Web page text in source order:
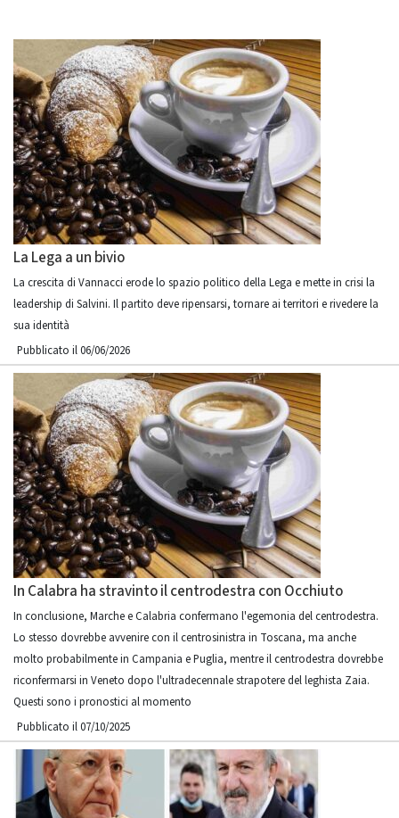
La Lega a un bivio
La crescita di Vannacci erode lo spazio politico della Lega e mette in crisi la
leadership di Salvini. Il partito deve ripensarsi, tornare ai territori e rivedere la
sua identità
Pubblicato il 06/06/2026
In Calabra ha stravinto il centrodestra con Occhiuto
In conclusione, Marche e Calabria confermano l'egemonia del centrodestra.
Lo stesso dovrebbe avvenire con il centrosinistra in Toscana, ma anche
molto probabilmente in Campania e Puglia, mentre il centrodestra dovrebbe
riconfermarsi in Veneto dopo l'ultradecennale strapotere del leghista Zaia.
Questi sono i pronostici al momento
Pubblicato il 07/10/2025